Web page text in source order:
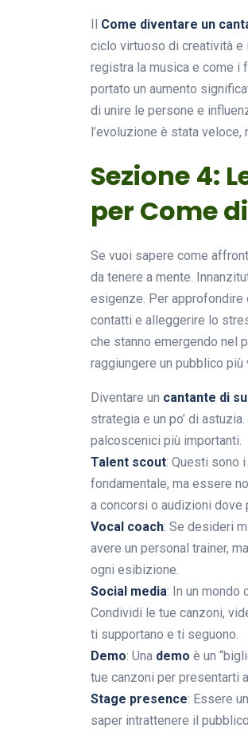
Come diventare un
ciclo virtuoso di creatività e
registra la musica e come i
portato un aumento
di unire le persone e
l’evoluzione è stata
Sezione 4:
per Come
Se vuoi sapere come
da tenere a mente.
esigenze. Per
contatti e alleggerire lo
che stanno emergendo nel
raggiungere un pubblico più
Diventare un cantante di
strategia e un po’ di
palcoscenici più importanti.
Talent scout: Questi sono
fondamentale, ma essere
a concorsi o audizioni
Vocal coach: Se desideri
avere un personal trainer,
ogni esibizione.
Social media: In un mondo
Condividi le tue canzoni,
ti supportano e ti seguono.
Demo: Una demo è un
tue canzoni per presentarti
Stage presence: Essere
saper intrattenere il